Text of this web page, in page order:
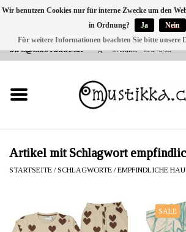
VERSANDKOSTEN 0 CHF INNERHALB CH | INT.
INFO@MUSTIKKA.CH
0 Artikel - CHF 0,00
NEU BEI UNS
SHOP - A PIECE OF
FINLAND FOR YOU
Artikel mit Schlagwort
STARTSEITE /SCHLAGWORTE /EMPFINDLICHE
SALE
Wir benutzen Cookies nur für interne Zwecke um den
in Ordnung?
Ja
Nein
Für weitere Informationen beachten Sie bitte unsere